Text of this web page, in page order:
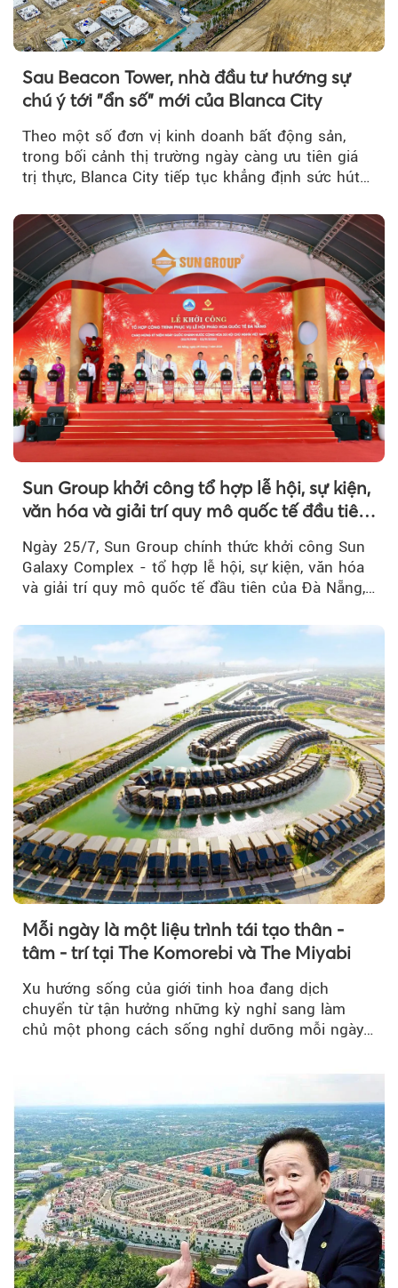
Sau Beacon Tower, nhà đầu tư hướng sự
chú ý tới "ẩn số" mới của Blanca City
Theo một số đơn vị kinh doanh bất động sản,
trong bối cảnh thị trường ngày càng ưu tiên giá
trị thực, Blanca City tiếp tục khẳng định sức hút
Sun Group khởi công tổ hợp lễ hội, sự kiện,
văn hóa và giải trí quy mô quốc tế đầu tiên
Ngày 25/7, Sun Group chính thức khởi công Sun
Galaxy Complex - tổ hợp lễ hội, sự kiện, văn hóa
và giải trí quy mô quốc tế đầu tiên của Đà Nẵng,…
Mỗi ngày là một liệu trình tái tạo thân -
tâm - trí tại The Komorebi và The Miyabi
Xu hướng sống của giới tinh hoa đang dịch
chuyển từ tận hưởng những kỳ nghỉ sang làm
chủ một phong cách sống nghỉ dưỡng mỗi ngày…